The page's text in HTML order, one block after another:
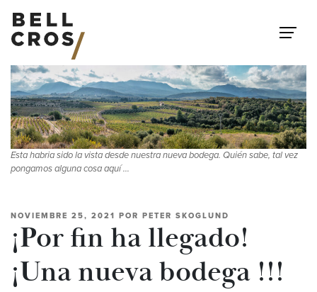
Esta habria sido la vista desde nuestra nueva bodega. Quién sabe, tal vez
pongamos alguna cosa aquí ...
NOVIEMBRE 25, 2021 POR PETER SKOGLUND
¡Por fin ha llegado!
¡Una nueva bodega !!!